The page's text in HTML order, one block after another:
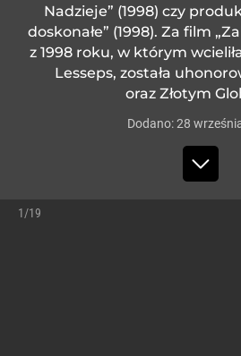
Nadzieje” (1998) czy
doskonałe” (1998). Za film
z 1998 roku, w którym
Lesseps, została
oraz Złotym
Dodano:28